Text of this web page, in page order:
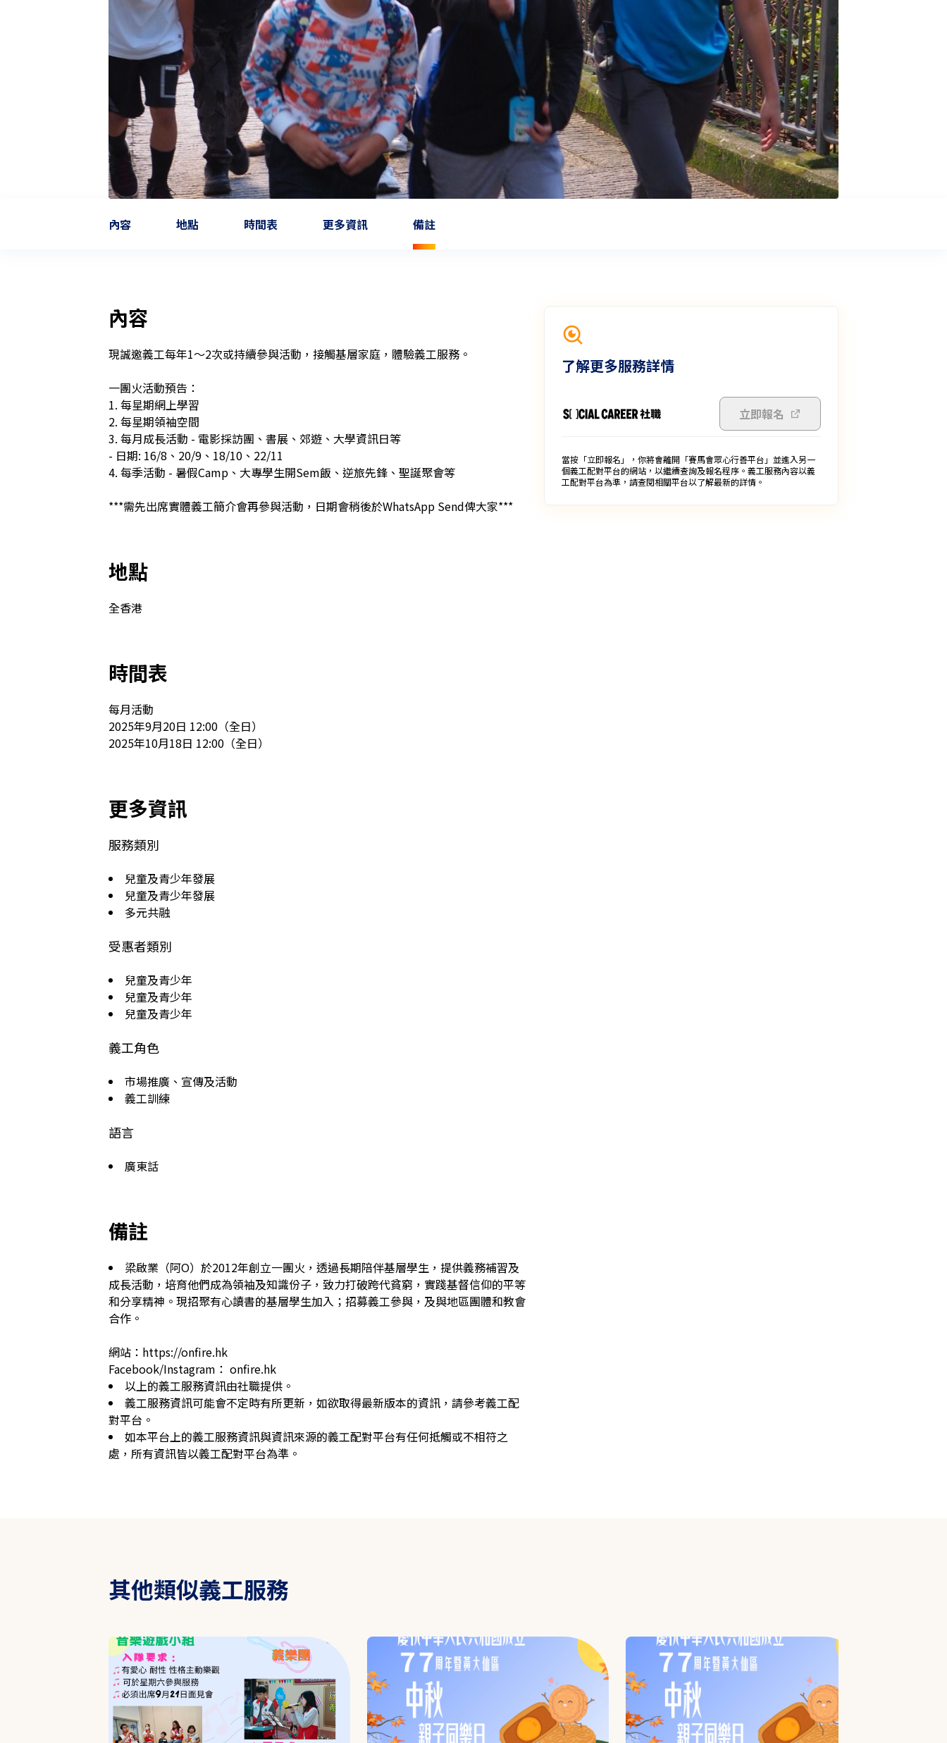
內容 地點 時間表 更多資訊 備註
內容
現誠邀義工每年1～2次或持續參與活動，接觸基層家庭，體驗義工服務。
一團火活動預告：
1. 每星期網上學習
2. 每星期領袖空間
3. 每月成長活動 - 電影採訪團、書展、郊遊、大學資訊日等
- 日期: 16/8、20/9、18/10、22/11
4. 每季活動 - 暑假Camp、大專學生開Sem飯、逆旅先鋒、聖誕聚會等
***需先出席實體義工簡介會再參與活動，日期會稍後於WhatsApp Send俾大家***
地點
全香港
時間表
每月活動
2025年9月20日 12:00（全日）
2025年10月18日 12:00（全日）
更多資訊
服務類別
兒童及青少年發展
兒童及青少年發展
多元共融
受惠者類別
兒童及青少年
兒童及青少年
兒童及青少年
義工角色
市場推廣、宣傳及活動
義工訓練
語言
廣東話
備註
梁啟業（阿O）於2012年創立一團火，透過長期陪伴基層學生，提供義務補習及
成長活動，培育他們成為領袖及知識份子，致力打破跨代貧窮，實踐基督信仰的平等
和分享精神。現招聚有心讀書的基層學生加入；招募義工參與，及與地區團體和教會
合作。
網站：https://onfire.hk
Facebook/Instagram： onfire.hk
以上的義工服務資訊由社職提供。
義工服務資訊可能會不定時有所更新，如欲取得最新版本的資訊，請參考義工配
對平台。
如本平台上的義工服務資訊與資訊來源的義工配對平台有任何抵觸或不相符之
處，所有資訊皆以義工配對平台為準。
了解更多服務詳情
立即報名
當按「立即報名」，你將會離開「賽馬會眾心行善平台」並進入另一
個義工配對平台的網站，以繼續查詢及報名程序。義工服務內容以義
工配對平台為準，請查閱相關平台以了解最新的詳情。
其他類似義工服務